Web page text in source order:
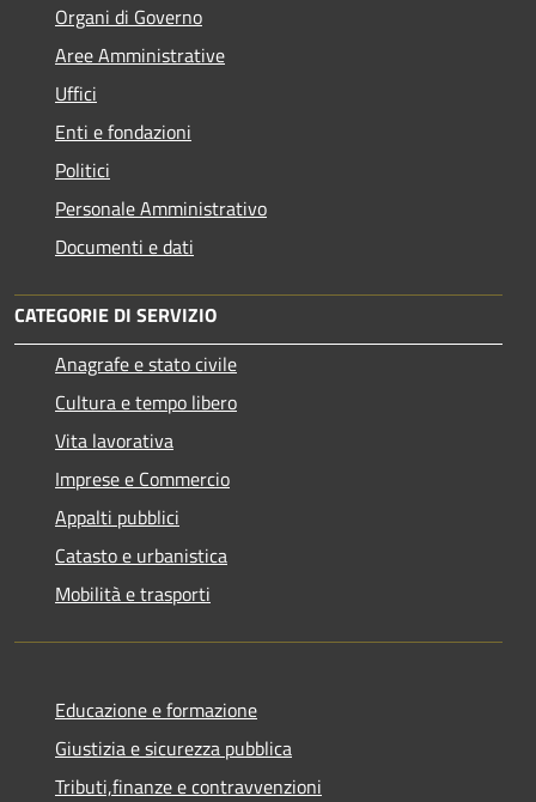
Organi di Governo
Aree Amministrative
Uffici
Enti e fondazioni
Politici
Personale Amministrativo
Documenti e dati
CATEGORIE DI SERVIZIO
Anagrafe e stato civile
Cultura e tempo libero
Vita lavorativa
Imprese e Commercio
Appalti pubblici
Catasto e urbanistica
Mobilità e trasporti
Educazione e formazione
Giustizia e sicurezza pubblica
Tributi,finanze e contravvenzioni